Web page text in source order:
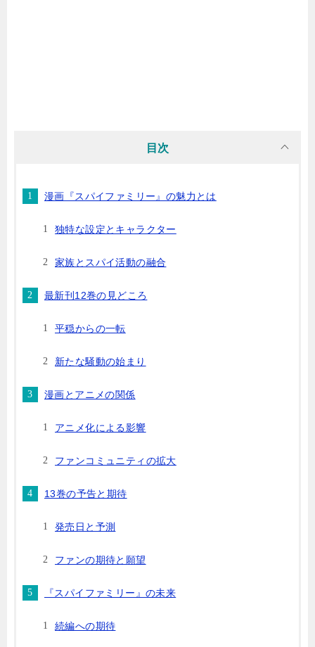
目次
漫画『スパイファミリー』の魅力とは
独特な設定とキャラクター
家族とスパイ活動の融合
最新刊12巻の見どころ
平穏からの一転
新たな騒動の始まり
漫画とアニメの関係
アニメ化による影響
ファンコミュニティの拡大
13巻の予告と期待
発売日と予測
ファンの期待と願望
『スパイファミリー』の未来
続編への期待